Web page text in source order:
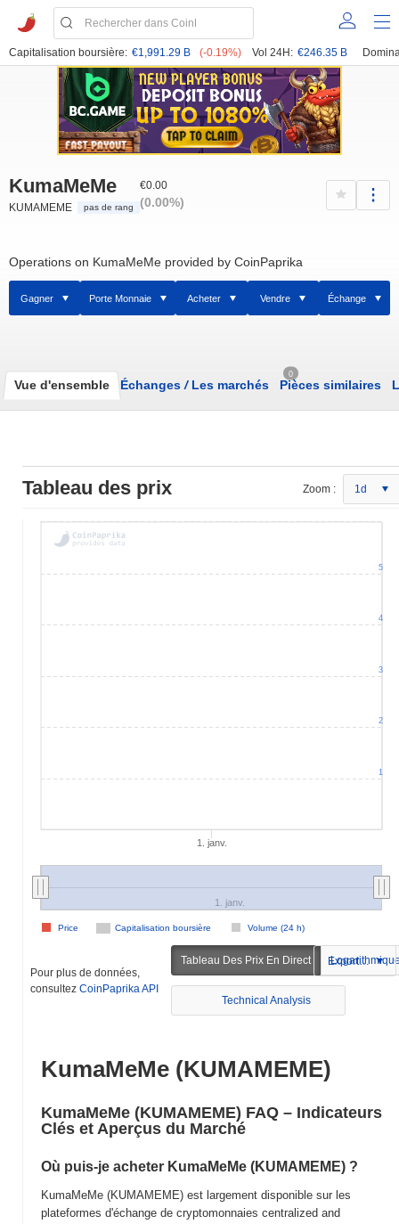
Capitalisation boursière: €1,991.29 B (-0.19%) Vol 24H: €246.35 B
KumaMeMe
KUMAMEME pas de rang
€0.00
(0.00%)
Operations on KumaMeMe provided by CoinPaprika
Gagner Porte Monnaie Acheter Vendre Échange
Vue d'ensemble Échanges /Les marchés
0
Pièces similaires
Tableau des prix Zoom : 1d
1. janv.
Capitalisation boursière Volume (24 h)
Price
1. janv.
1
2
3
4
5
Pour plus de données,
consultez CoinPaprika API
Tableau Des Prix En Direct Exportation
Technical Analysis
KumaMeMe (KUMAMEME)
KumaMeMe (KUMAMEME) FAQ – Indicateurs
Clés et Aperçus du Marché
Où puis-je acheter KumaMeMe (KUMAMEME) ?
KumaMeMe (KUMAMEME) est largement disponible sur les
plateformes d'échange de cryptomonnaies centralized and